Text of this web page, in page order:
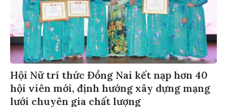
Hội Nữ trí thức Đồng Nai kết nạp hơn 40
hội viên mới, định hướng xây dựng mạng
lưới chuyên gia chất lượng